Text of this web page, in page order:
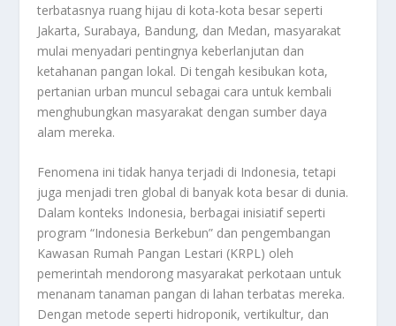
terbatasnya ruang hijau di kota-kota besar seperti
Jakarta, Surabaya, Bandung, dan Medan, masyarakat
mulai menyadari pentingnya keberlanjutan dan
ketahanan pangan lokal. Di tengah kesibukan kota,
pertanian urban muncul sebagai cara untuk kembali
menghubungkan masyarakat dengan sumber daya
alam mereka.
Fenomena ini tidak hanya terjadi di Indonesia, tetapi
juga menjadi tren global di banyak kota besar di dunia.
Dalam konteks Indonesia, berbagai inisiatif seperti
program “Indonesia Berkebun” dan pengembangan
Kawasan Rumah Pangan Lestari (KRPL) oleh
pemerintah mendorong masyarakat perkotaan untuk
menanam tanaman pangan di lahan terbatas mereka.
Dengan metode seperti hidroponik, vertikultur, dan